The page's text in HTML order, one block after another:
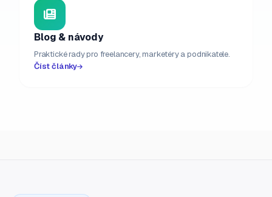
Blog & návody
Praktické rady pro freelancery, marketéry a podnikatele.
Číst články